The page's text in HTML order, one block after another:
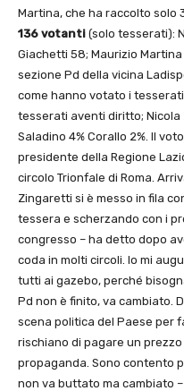
Martina, che ha raccolto solo
136 votanti (solo tesserati):
Giachetti 58; Maurizio
sezione Pd della vicina
come hanno votato i
tesserati aventi diritto; Nicola
Saladino 4% Corallo 2%. Il
presidente della Regione
circolo Trionfale di Roma.
Zingaretti si è messo in fila
tessera e scherzando con i
congresso – ha detto dopo
coda in molti circoli. Io mi
tutti ai gazebo, perché
Pd non è finito, va cambiato.
scena politica del Paese per
rischiano di pagare un
propaganda. Sono contento
non va buttato ma cambiato